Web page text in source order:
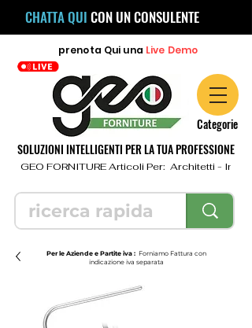
CHATTA QUI CON UN CONSULENTE
prenota Qui una Live Demo
Categorie
SOLUZIONI INTELLIGENTI PER LA TUA PROFESSIONE
GEO FORNITURE Articoli Per:  Architetti -
Per le Aziende e Partite iva : Forniamo Fattura con
indicazione iva separata